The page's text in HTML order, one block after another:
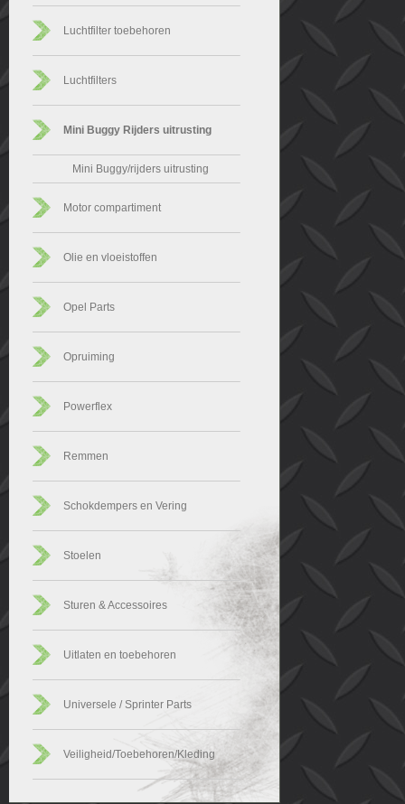
Luchtfilter toebehoren
Luchtfilters
Mini Buggy Rijders uitrusting
Mini Buggy/rijders uitrusting
Motor compartiment
Olie en vloeistoffen
Opel Parts
Opruiming
Powerflex
Remmen
Schokdempers en Vering
Stoelen
Sturen & Accessoires
Uitlaten en toebehoren
Universele / Sprinter Parts
Veiligheid/Toebehoren/Kleding